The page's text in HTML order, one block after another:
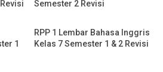
Semester 2 Revisi
1
RPP 1 Lembar Bahasa Inggris
Kelas 7 Semester 1 & 2 Revisi